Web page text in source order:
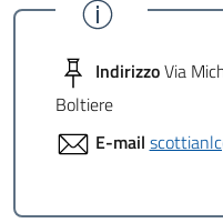
IndirizzoVia
Boltiere
E-mail